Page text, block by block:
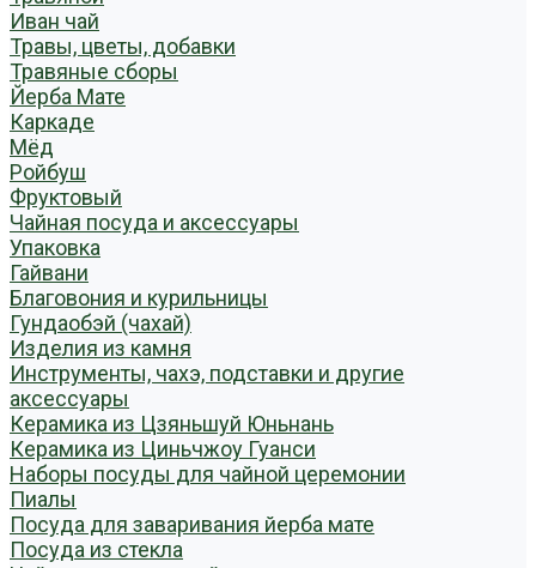
Иван чай
Травы, цветы, добавки
Травяные сборы
Йерба Мате
Каркаде
Мёд
Ройбуш
Фруктовый
Чайная посуда и аксессуары
Упаковка
Гайвани
Благовония и курильницы
Гундаобэй (чахай)
Изделия из камня
Инструменты, чахэ, подставки и другие
аксессуары
Керамика из Цзяньшуй Юньнань
Керамика из Циньчжоу Гуанси
Наборы посуды для чайной церемонии
Пиалы
Посуда для заваривания йерба мате
Посуда из стекла